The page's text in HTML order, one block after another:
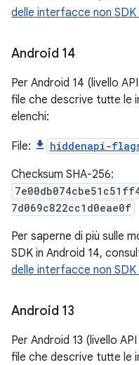
delle interfacce non SDK
Android 14
Per Android 14 (livello
file che descrive tutte le
elenchi:
File: hiddenapi-
Checksum SHA-256:
7d069c822cc1d0eae0f
Per saperne di più sulle
SDK in Android 14,
delle interfacce non SDK
Android 13
Per Android 13 (livello
file che descrive tutte le